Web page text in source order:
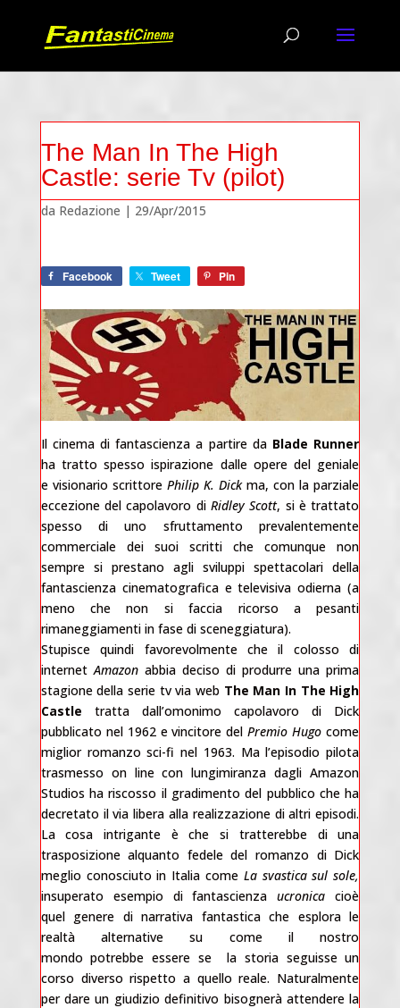
The Man In The High
Castle: serie Tv (pilot)
da Redazione | 29/Apr/2015
Facebook Tweet Pin
Il cinema di fantascienza a partire da Blade Runner
ha tratto spesso ispirazione dalle opere del geniale
e visionario scrittore Philip K. Dickma, con la parziale
eccezione del capolavoro di Ridley Scott, si è trattato
spesso di uno sfruttamento prevalentemente
commerciale dei suoi scritti che comunque non
sempre si prestano agli sviluppi spettacolari della
fantascienza cinematografica e televisiva odierna (a
meno che non si faccia ricorso a pesanti
rimaneggiamenti in fase di sceneggiatura).
Stupisce quindi favorevolmente che il colosso di
internet Amazonabbia deciso di produrre una prima
stagione della serie tv via web The Man In The High
Castle tratta dall’omonimo capolavoro di Dick
pubblicato nel 1962 e vincitore del Premio Hugo come
miglior romanzo sci-fi nel 1963. Ma l’episodio pilota
trasmesso on line con lungimiranza dagli Amazon
Studios ha riscosso il gradimento del pubblico che ha
decretato il via libera alla realizzazione di altri episodi.
La cosa intrigante è che si tratterebbe di una
trasposizione alquanto fedele del romanzo di Dick
meglio conosciuto in Italia come La svastica sul sole,
insuperato esempio di fantascienzaucronica cioè
quel genere di narrativa fantastica che esplora le
realtà alternative su come il nostro
mondo potrebbe essere se la storia seguisse un
corso diverso rispetto a quello reale. Naturalmente
per dare un giudizio definitivo bisognerà attendere la